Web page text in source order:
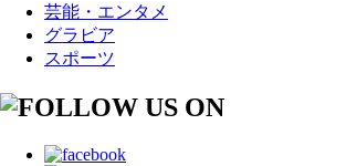
芸能・エンタメ
グラビア
スポーツ